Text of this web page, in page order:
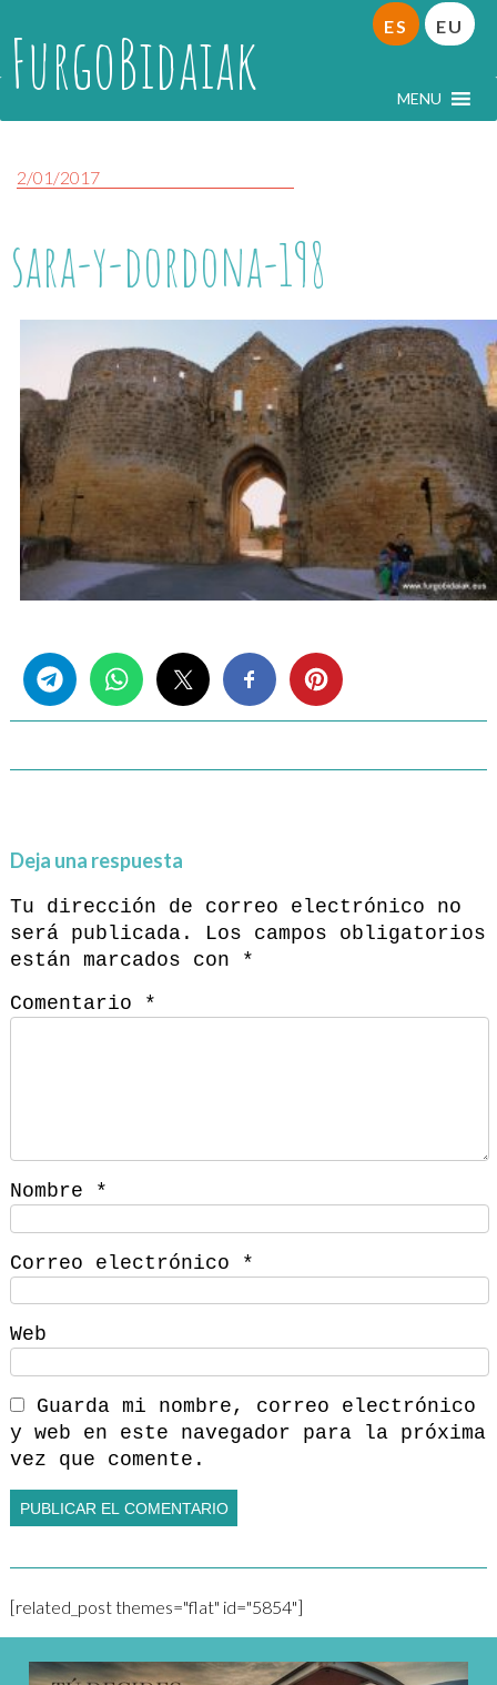
FurgoBidaiak MENU
ES EU
2/01/2017
sara-y-dordona-198
Deja una respuesta
Tu dirección de correo electrónico no
será publicada.
Los campos obligatorios
están marcados con
*
Comentario
*
Nombre *
Correo electrónico *
Web
Guarda mi nombre, correo electrónico
y web en este navegador para la próxima
vez que comente.
[related_post themes="flat" id="5854"]